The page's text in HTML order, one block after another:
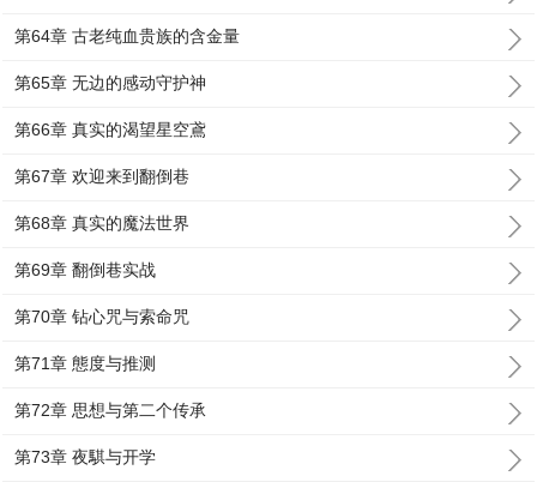
第64章 古老纯血贵族的含金量
第65章 无边的感动守护神
第66章 真实的渴望星空鳶
第67章 欢迎来到翻倒巷
第68章 真实的魔法世界
第69章 翻倒巷实战
第70章 钻心咒与索命咒
第71章 態度与推测
第72章 思想与第二个传承
第73章 夜騏与开学